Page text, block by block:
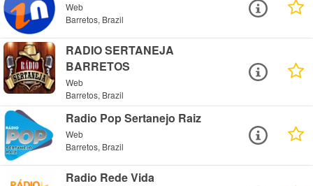
Web
Barretos, Brazil
RADIO SERTANEJA
BARRETOS
Web
Barretos, Brazil
Radio Pop Sertanejo Raiz
Web
Barretos, Brazil
Radio Rede Vida